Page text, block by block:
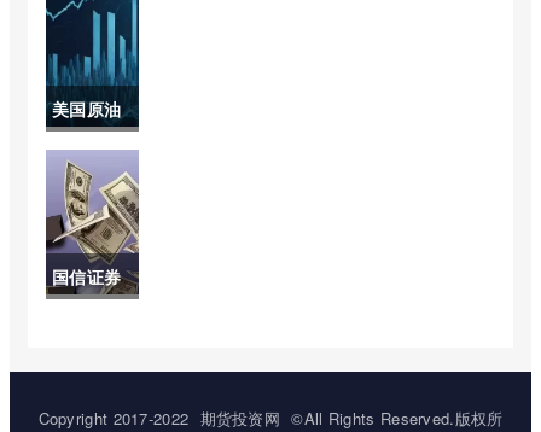
算(期货资
金费率怎
么算)
美国原油
期货历年
行情走势
图(美国原
油期货历
国信证券
货吗(国信
期货能买
Copyright 2017-2022 期货投资网 ©All Rights Reserved.版权所